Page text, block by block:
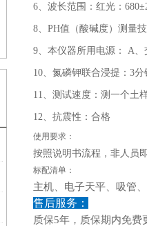
6、波长范围：红光：
8、PH值（酸碱度）测量
9、本仪器所用电源： A
10、氮磷钾联合浸提：3
11、测试速度：测一个
12、抗震性：合格
使用要求：
按照说明书流程，非人员
标配清单：
主机、电子天平、吸管
售后服务：
质保5年，质保期内免费